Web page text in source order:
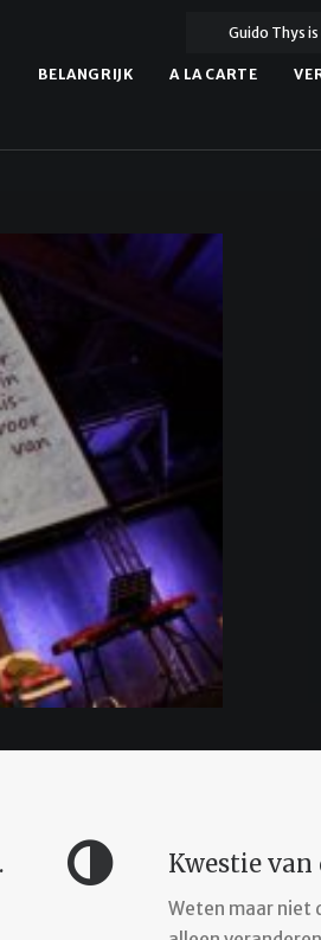
Guido Thys is
BELANGRIJK A LA CARTE
uw
die
voor een radicaal andere
Kwestie van
Weten maar niet